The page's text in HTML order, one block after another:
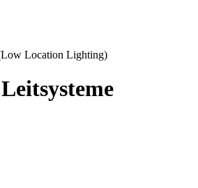
Location Lighting)